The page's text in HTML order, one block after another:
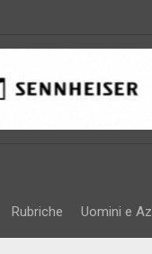
Rubriche Uomini e